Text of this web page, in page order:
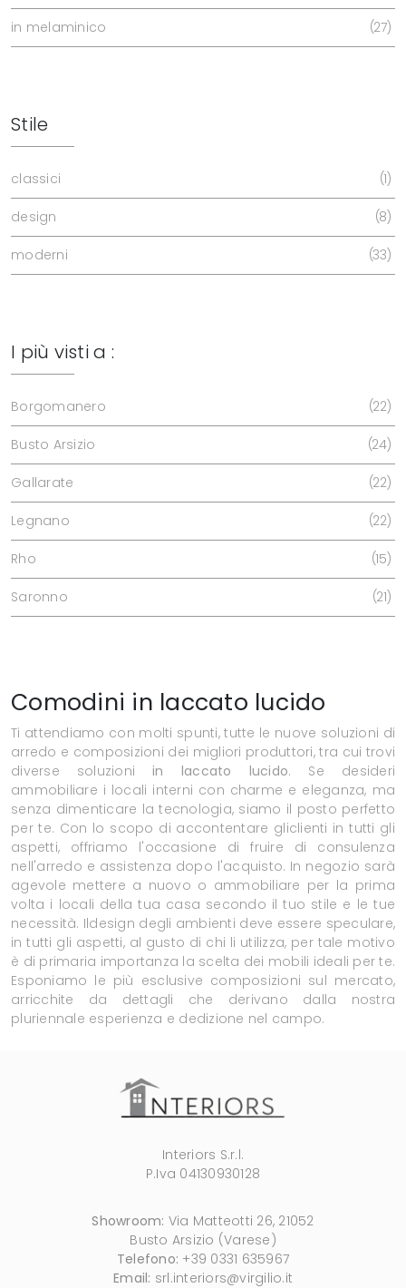
in melaminico 27
Stile
classici 1
design 8
moderni 33
I più visti a :
Borgomanero 22
Busto Arsizio 24
Gallarate 22
Legnano 22
Rho 15
Saronno 21
Comodini in laccato lucido
Ti attendiamo con molti spunti, tutte le nuove soluzioni di
arredo e composizioni dei migliori produttori, tra cui trovi
diverse soluzioniin laccato lucido. Se desideri
ammobiliare i locali interni con charme e eleganza, ma
senza dimenticare la tecnologia, siamo il posto perfetto
per te. Con lo scopo di accontentare gliclienti in tutti gli
aspetti, offriamo l'occasione di fruire di consulenza
nell'arredo e assistenza dopo l'acquisto. In negozio sarà
agevole mettere a nuovo o ammobiliare per la prima
volta i locali della tua casa secondo il tuo stile e le tue
necessità. Ildesign degli ambienti deve essere speculare,
in tutti gli aspetti, al gusto di chi li utilizza, per tale motivo
è di primaria importanza la scelta dei mobili ideali per te.
Esponiamo le più esclusive composizioni sul mercato,
arricchite da dettagli che derivano dalla nostra
pluriennale esperienza e dedizione nel campo.
Interiors S.r.l.
P.Iva 04130930128
Showroom: Via Matteotti 26, 21052
Busto Arsizio (Varese)
Telefono: +39 0331 635967
Email: srl.interiors@virgilio.it